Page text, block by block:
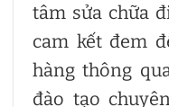
tâm sửa chữa
cam kết đem
hàng thông
đào tạo